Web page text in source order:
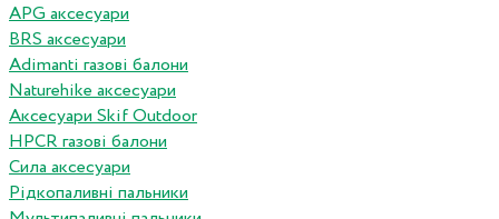
APG аксесуари
BRS аксесуари
Adimanti газові балони
Naturehike аксесуари
Аксесуари Skif Outdoor
HPCR газові балони
Сила аксесуари
Рідкопаливні пальники